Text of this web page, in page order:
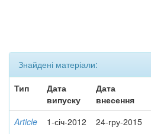
Знайдені матеріали:
Тип
Дата
випуску
Дата
внесення
Article 1-січ-2012 24-гру-2015